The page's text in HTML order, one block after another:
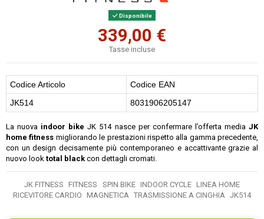
Disponibile
339,00 €
Tasse incluse
Codice Articolo
Codice EAN
JK514
8031906205147
La nuova indoor bike JK 514 nasce per confermare l’offerta mediaJK
home fitness migliorando le prestazioni rispetto alla gamma precedente,
con un design decisamente più contemporaneo e accattivante grazie al
nuovo look total blackcon dettagli cromati.
JK FITNESS FITNESS SPIN BIKE INDOOR CYCLE LINEA HOME
RICEVITORE CARDIO MAGNETICA TRASMISSIONE A CINGHIA JK514